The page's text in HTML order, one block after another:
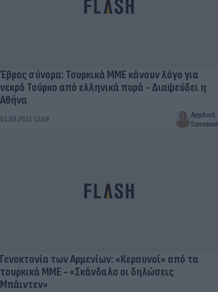
Έβρος σύνορα: Τουρκικά ΜΜΕ κάνουν λόγο για
νεκρό Τούρκο από ελληνικά πυρά - Διαψεύδει η
Αθήνα
01.08.2021 12:49
Αγγελική
Γιαννακού
Γενοκτονία των Αρμενίων: «Κεραυνοί» από τα
τουρκικά ΜΜΕ - «Σκάνδαλο οι δηλώσεις
Μπάιντεν»